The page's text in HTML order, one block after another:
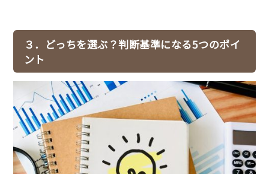
３．どっちを選ぶ？判断基準になる5つのポイ
ント